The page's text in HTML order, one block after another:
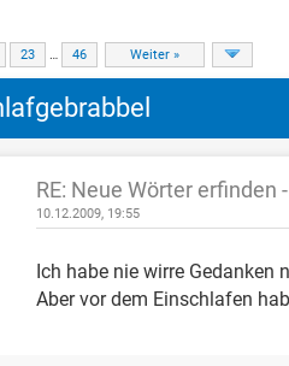
23 … 46 Weiter »
- 4.19 im Durchschnitt
RE: Neue Wörter erfinden
10.12.2009, 19:55
Ich habe nie wirre Gedanken
Aber vor dem Einschlafen